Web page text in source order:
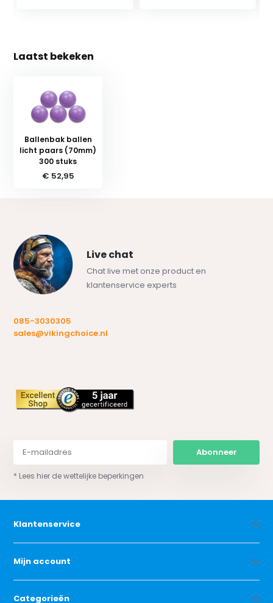
Laatst bekeken
Ballenbak ballen
licht paars (70mm)
300 stuks
€ 52,95
Live chat
Chat live met onze product en
klantenservice experts
085-3030305
sales@vikingchoice.nl
Abonneer
* Lees hier de wettelijke beperkingen
Klantenservice
Mijn account
Categorieën